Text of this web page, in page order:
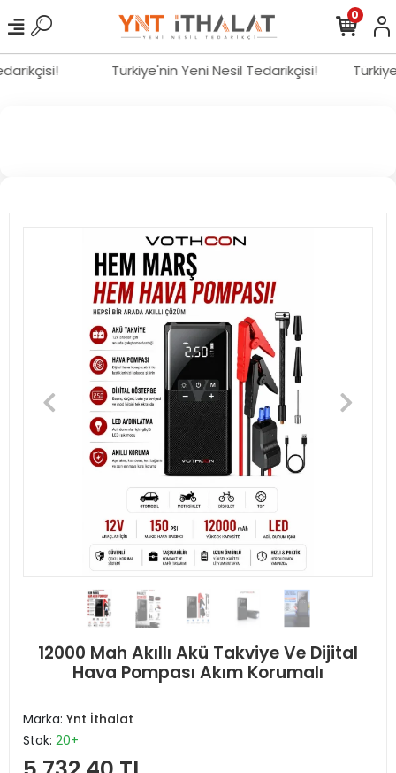
Türkiye'nin Yeni Nesil Tedarikçisi!
0
12000 Mah Akıllı Akü Takviye Ve Dijital
Hava Pompası Akım Korumalı
Marka: Ynt İthalat
Stok: 20+